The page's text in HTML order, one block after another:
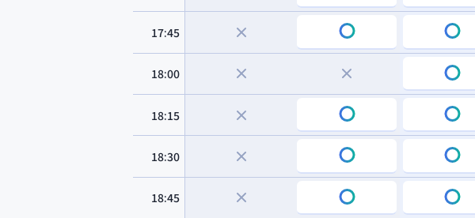
17:45
18:00
18:15
18:30
18:45